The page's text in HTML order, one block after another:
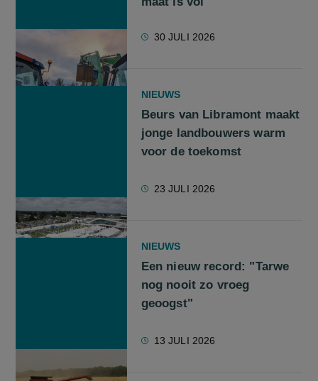
30 JULI 2026
NIEUWS
Beurs van Libramont maakt
jonge landbouwers warm
voor de toekomst
23 JULI 2026
NIEUWS
Een nieuw record: "Tarwe
nog nooit zo vroeg
geoogst"
13 JULI 2026